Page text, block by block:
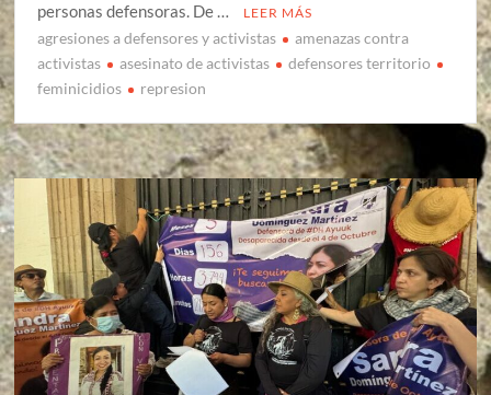
personas defensoras. De …
LEER MÁS
agresiones a defensores y activistas
amenazas contra
activistas
asesinato de activistas
defensores territorio
feminicidios
represion